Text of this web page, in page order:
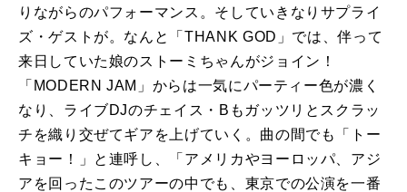
りながらのパフォーマンス。そしていきなりサプライ
ズ・ゲストが。なんと「THANK GOD」では、伴って
来日していた娘のストーミちゃんがジョイン！
「MODERN JAM」からは一気にパーティー色が濃く
なり、ライブDJのチェイス・Bもガッツリとスクラッ
チを織り交ぜてギアを上げていく。曲の間でも「トー
キョー！」と連呼し、「アメリカやヨーロッパ、アジ
アを回ったこのツアーの中でも、東京での公演を一番